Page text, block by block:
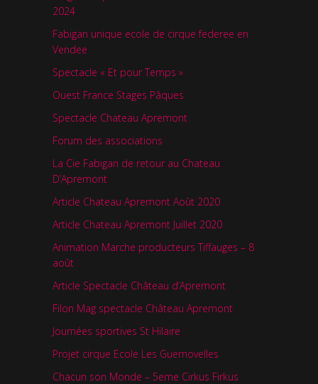
2024
Fabigan unique ecole de cirque federee en
Vendee
Spectacle « Et pour Temps »
Ouest France Stages Pâques
Spectacle Chateau Apremont
Forum des associations
La Cie Fabigan de retour au Chateau
D’Apremont
Article Chateau Apremont Août 2020
Article Chateau Apremont Juillet 2020
Animation Marche producteurs Tiffauges – 8
août
Article Spectacle Château d’Apremont
Filon Mag spectacle Château Apremont
Journées sportives St Hilaire
Projet cirque Ecole Les Guernovelles
Chacun son Monde – 5eme Cirkus Firkus